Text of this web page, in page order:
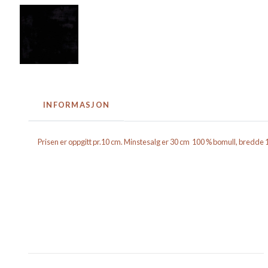
INFORMASJON
Prisen er oppgitt pr.10 cm. Minstesalg er 30 cm 100 % bomull, bredde